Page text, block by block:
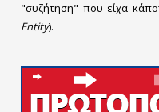
"συζήτηση" που είχα
Entity).